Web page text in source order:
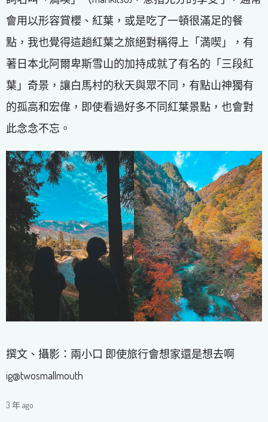
會用以形容賞櫻、紅葉，或是吃了一頓很滿足的餐
點，我也覺得這趟紅葉之旅絕對稱得上「満喫」，有
著日本北阿爾卑斯雪山的加持成就了有名的「三段紅
葉」奇景，讓白馬村的秋天與眾不同，有點山神獨有
的孤高和宏偉，即使看過好多不同紅葉景點，也會對
此念念不忘。
撰文、攝影：兩小口 即使旅行會想家還是想去啊
ig@twosmallmouth
3 年 ago